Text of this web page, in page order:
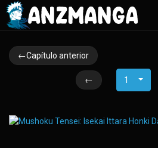
←Capítulo anterior
← 1